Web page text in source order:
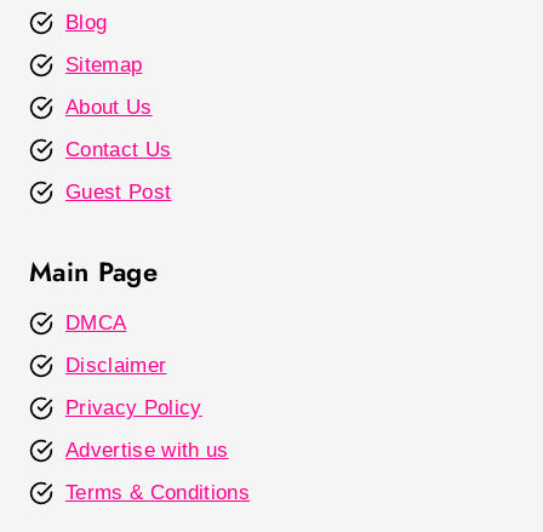
Blog
Sitemap
About Us
Contact Us
Guest Post
Main Page
DMCA
Disclaimer
Privacy Policy
Advertise with us
Terms & Conditions